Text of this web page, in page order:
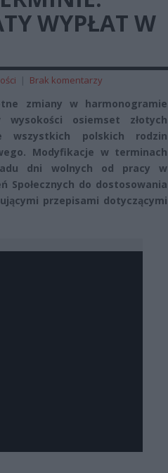
WYPŁAT W
| Brak komentarzy
zmiany w harmonogramie
wysokości osiemset złotych
wszystkich polskich rodzin
Modyfikacje w terminach
dni wolnych od pracy w
Społecznych do dostosowania
przepisami dotyczącymi